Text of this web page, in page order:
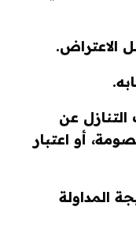
الاعتراض.
التنازل عن
أو اعتبار
المداولة